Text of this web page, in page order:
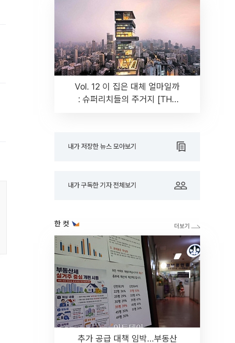
Vol. 12 이 집은 대체 얼마일까
: 슈퍼리치들의 주거지 [THE
내가 저장한 뉴스 모아보기
내가 구독한 기자 전체보기
한 컷
추가 공급 대책 임박…부동산